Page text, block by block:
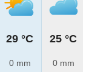
29 °C
0 mm
25 °C
0 mm